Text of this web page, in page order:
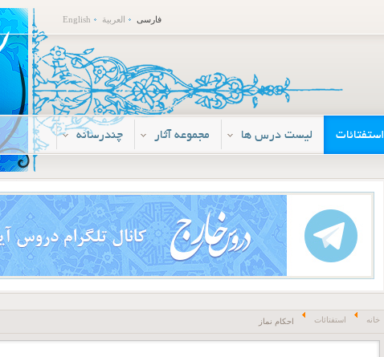
فارسی العربية English
استفتائات لیست درس ها مجموعه آثار چندرسانه
خانه استفتائات احکام نماز